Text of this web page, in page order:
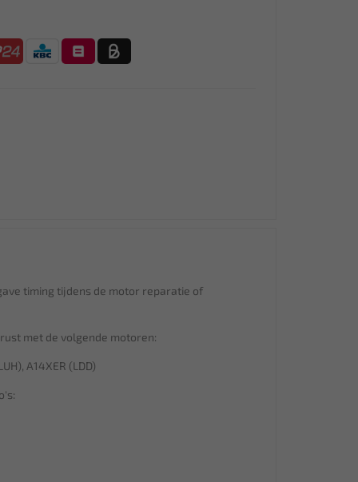
timing tijdens de motor reparatie of
met de volgende motoren:
A14XER (LDD)